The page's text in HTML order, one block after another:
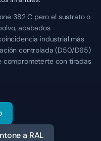
382 C pero el sustrato o
acabados
industrial más
controlada (D50/D65)
comprometerte con tiradas
a RAL